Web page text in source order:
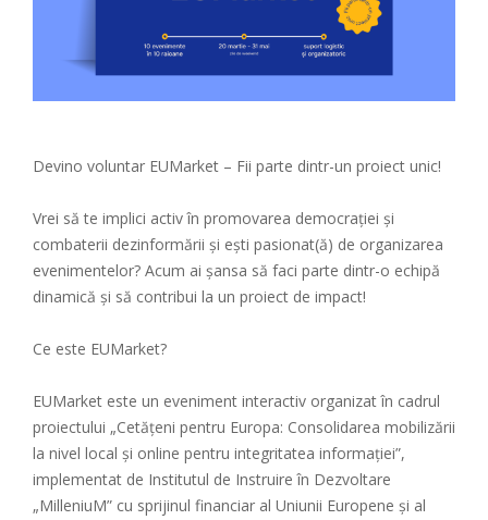
Devino voluntar EUMarket – Fii parte dintr-un proiect unic!
Vrei să te implici activ în promovarea democrației și
combaterii dezinformării și ești pasionat(ă) de organizarea
evenimentelor? Acum ai șansa să faci parte dintr-o echipă
dinamică și să contribui la un proiect de impact!
Ce este EUMarket?
EUMarket este un eveniment interactiv organizat în cadrul
proiectului „Cetățeni pentru Europa: Consolidarea mobilizării
la nivel local și online pentru integritatea informației”,
implementat de Institutul de Instruire în Dezvoltare
„MilleniuM” cu sprijinul financiar al Uniunii Europene și al